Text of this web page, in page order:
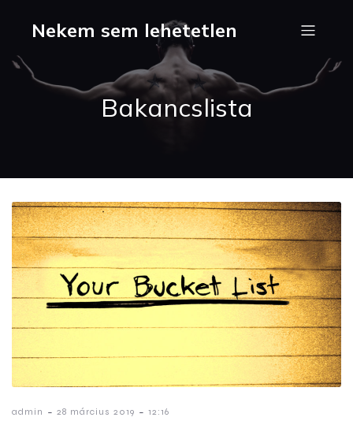
Nekem sem lehetetlen
Bakancslista
admin - 28 március 2019 - 12:16